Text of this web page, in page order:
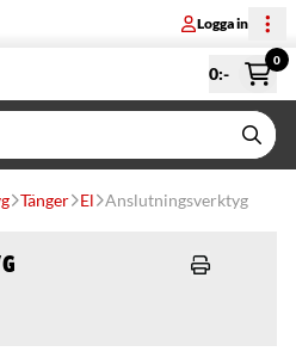
Logga in
0:-
0
Tänger El Anslutningsverktyg